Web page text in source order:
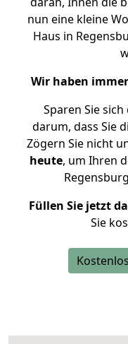
nun eine kleine
Haus in
Wir haben
Sparen Sie
darum, dass Sie
Zögern Sie nicht
heute, um Ihren
Füllen Sie jetzt
Sie